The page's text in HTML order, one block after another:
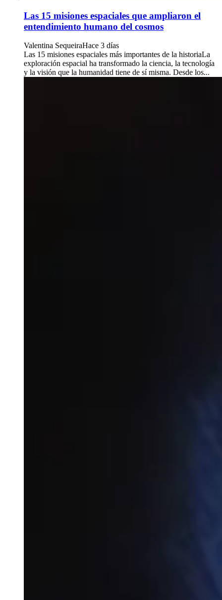
Las 15 misiones espaciales que ampliaron el
entendimiento humano del cosmos
Valentina SequeiraHace 3 días
Las 15 misiones espaciales más importantes de la historiaLa
exploración espacial ha transformado la ciencia, la tecnología
y la visión que la humanidad tiene de sí misma. Desde los...